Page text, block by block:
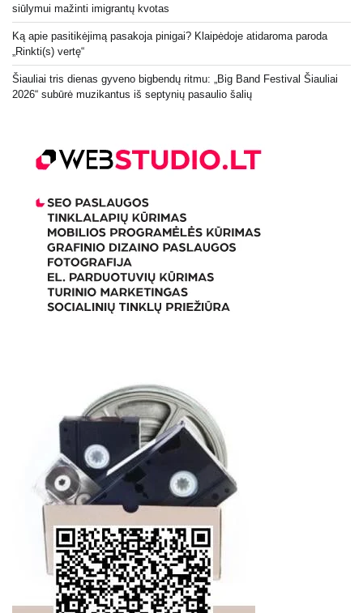
siūlymui mažinti imigrantų kvotas
Ką apie pasitikėjimą pasakoja pinigai? Klaipėdoje atidaroma paroda
„Rinkti(s) vertę“
Šiauliai tris dienas gyveno bigbendų ritmu: „Big Band Festival Šiauliai
2026“ subūrė muzikantus iš septynių pasaulio šalių